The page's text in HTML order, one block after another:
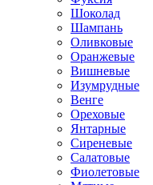
Шоколад
Шампань
Оливковые
Оранжевые
Вишневые
Изумрудные
Венге
Ореховые
Янтарные
Сиреневые
Салатовые
Фиолетовые